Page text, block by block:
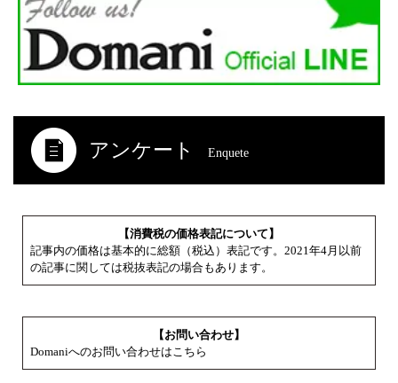
アンケート Enquete
【消費税の価格表記について】
記事内の価格は基本的に総額（税込）表記です。2021年4月以前
の記事に関しては税抜表記の場合もあります。
【お問い合わせ】
Domaniへのお問い合わせはこちら